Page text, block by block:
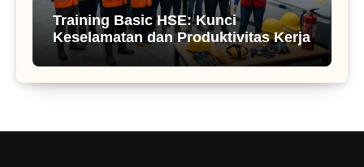
Training Basic HSE: Kunci
Keselamatan dan Produktivitas Kerja